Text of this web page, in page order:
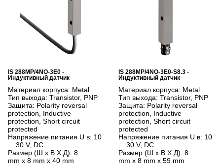
IS 288MP/4NO-3E0 -
Индуктивный датчик
Материал корпуса: Metal
Тип выхода: Transistor, PNP
Защита: Polarity reversal
protection, Inductive
protection, Short circuit
protected
Напряжение питания U в: 10
... 30 V, DC
Размер (Ш x В X Д): 8
mm x 8 mm x 40 mm
IS 288MP/4NO-3E0-S8.3 -
Индуктивный датчик
Материал корпуса: Metal
Тип выхода: Transistor, PNP
Защита: Polarity reversal
protection, Inductive
protection, Short circuit
protected
Напряжение питания U в: 10
... 30 V, DC
Размер (Ш x В X Д): 8
mm x 8 mm x 59 mm